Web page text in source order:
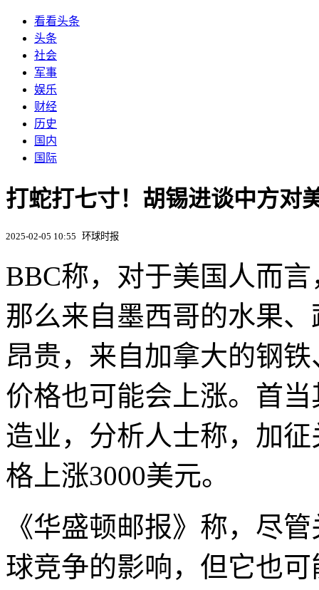
看看头条
头条
社会
军事
娱乐
财经
历史
国内
国际
打蛇打七寸！胡锡进谈中方对
2025-02-05 10:55 环球时报
BBC称，对于美国人而
那么来自墨西哥的水果
昂贵，来自加拿大的钢
价格也可能会上涨。首
造业，分析人士称，加
格上涨3000美元。
《华盛顿邮报》称，尽
球竞争的影响，但它也